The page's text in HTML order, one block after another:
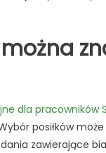
dla pracowników
posiłków
zawierające